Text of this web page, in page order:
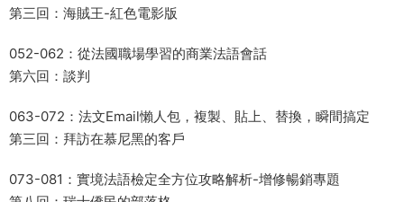
第三回：海賊王-紅色電影版
052-062：從法國職場學習的商業法語會話
第六回：談判
063-072：法文Email懶人包，複製、貼上、替換，瞬間搞定
第三回：拜訪在慕尼黑的客戶
073-081：實境法語檢定全方位攻略解析-增修暢銷專題